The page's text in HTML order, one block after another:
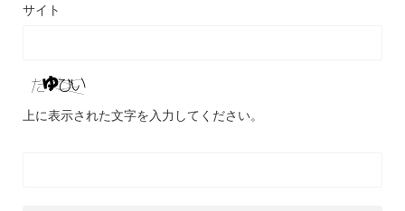
サイト
上に表示された文字を入力してください。